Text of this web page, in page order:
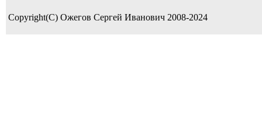
Copyright(C) Ожегов Сергей Иванович 2008-2024